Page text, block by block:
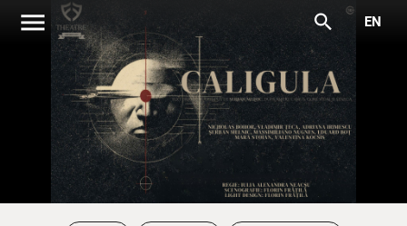
menu search EN